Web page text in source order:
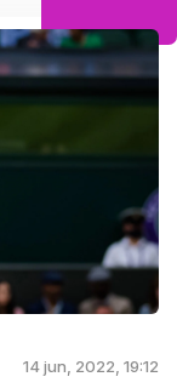
14 jun, 2022, 19:12